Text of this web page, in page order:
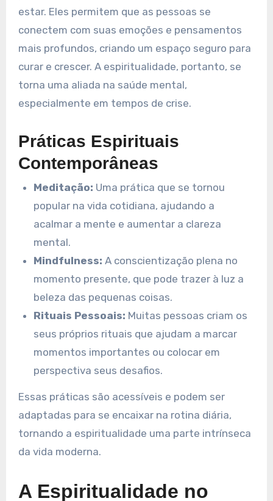
estar. Eles permitem que as pessoas se
conectem com suas emoções e pensamentos
mais profundos, criando um espaço seguro para
curar e crescer. A espiritualidade, portanto, se
torna uma aliada na saúde mental,
especialmente em tempos de crise.
Práticas Espirituais
Contemporâneas
Meditação: Uma prática que se tornou
popular na vida cotidiana, ajudando a
acalmar a mente e aumentar a clareza
mental.
Mindfulness: A conscientização plena no
momento presente, que pode trazer à luz a
beleza das pequenas coisas.
Rituais Pessoais: Muitas pessoas criam os
seus próprios rituais que ajudam a marcar
momentos importantes ou colocar em
perspectiva seus desafios.
Essas práticas são acessíveis e podem ser
adaptadas para se encaixar na rotina diária,
tornando a espiritualidade uma parte intrínseca
da vida moderna.
A Espiritualidade no